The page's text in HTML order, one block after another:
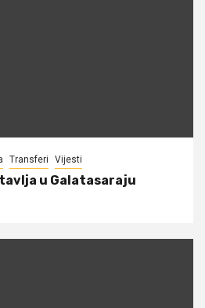
Transferi Vijesti
u Galatasaraju